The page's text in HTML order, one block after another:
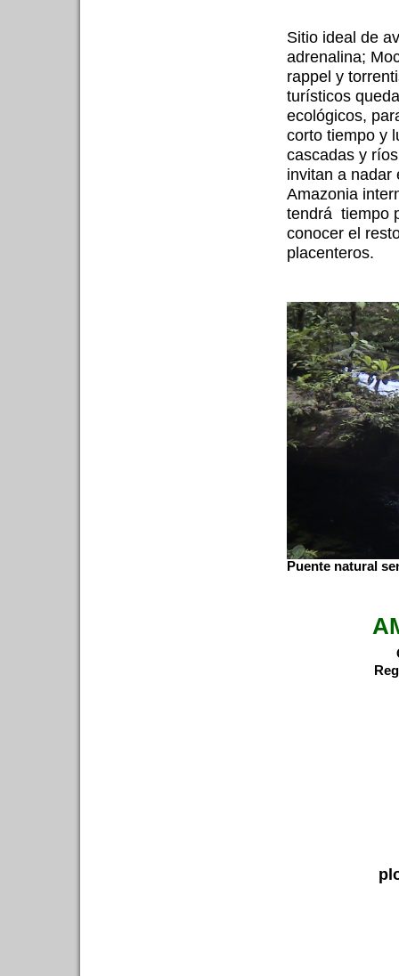
Sitio ideal de
adrenalina;
rappel y
turísticos
ecológicos,
corto tiempo y
cascadas y
invitan a nadar
Amazonia
tendrá tiempo
conocer el
placenteros.
Puente natural